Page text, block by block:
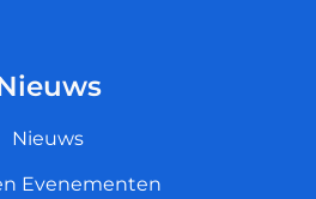
Nieuws
Evenementen